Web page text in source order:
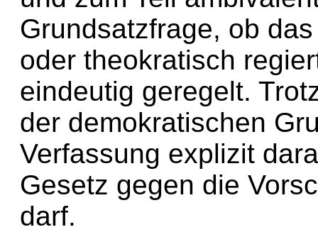
Grundsatzfrage, ob
oder theokratisch
eindeutig geregelt.
der demokratischen
Verfassung explizit
Gesetz gegen die
darf.